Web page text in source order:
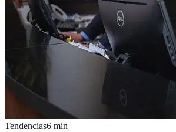
Tendencias6 min